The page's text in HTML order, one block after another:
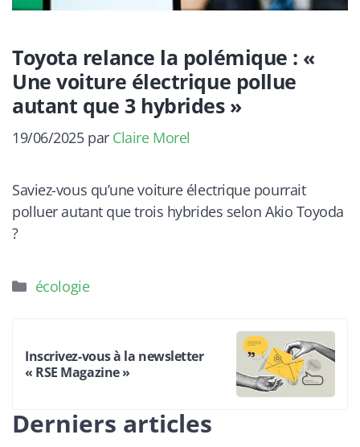
Toyota relance la polémique : «
Une voiture électrique pollue
autant que 3 hybrides »
19/06/2025 par Claire Morel
Saviez-vous qu’une voiture électrique pourrait
polluer autant que trois hybrides selon Akio Toyoda
?
Catégories
écologie
Inscrivez-vous à la newsletter
« RSE Magazine »
Derniers articles